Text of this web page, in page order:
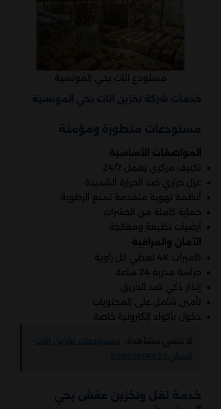
مستودع اثاث بحي المونسية
خدمات شركة تخزين اثاث بحي المونسية
مستودعات متطورة ومؤمنة
المواصفات الأساسية
تكييف مركزي يعمل 24/7
عزل حراري ضد الحرارة الشديدة
أنظمة تهوية متقدمة تمنع الرطوبة
حماية كاملة من الحشرات
أرضيات نظيفة ومعالجة
الأمان والمراقبة
كاميرات 4K تغطي كل زاوية
حراسة مدربة 24 ساعة
إنذار ذكي ضد الحريق
تأمين شامل على المحتويات
دخول بأكواد إلكترونية خاصة
خدمة نقل وتخزين عفش بحي